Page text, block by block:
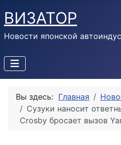
ВИЗАТОР
Новости японской
Вы здесь: Главная
Сузуки наносит
Crosby бросает вызов